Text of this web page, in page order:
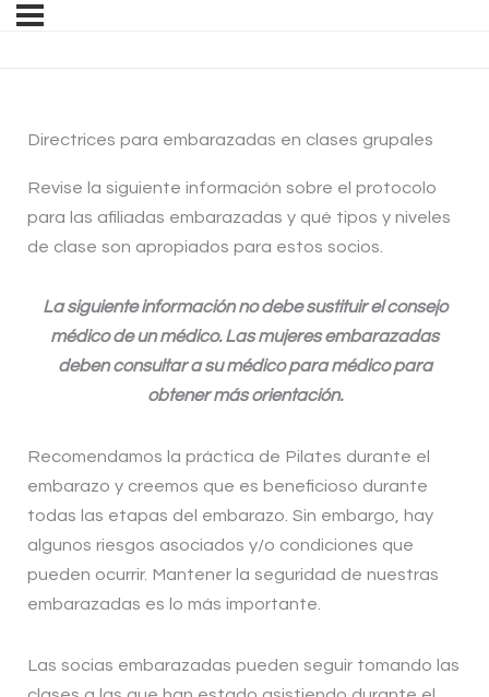
Directrices para embarazadas en clases grupales
Revise la siguiente información sobre el protocolo
para las afiliadas embarazadas y qué tipos y niveles
de clase son apropiados para estos socios.
La siguiente información no debe sustituir el consejo
médico de un médico. Las mujeres embarazadas
deben consultar a su médico para médico para
obtener más orientación.
Recomendamos la práctica de Pilates durante el
embarazo y creemos que es beneficioso durante
todas las etapas del embarazo. Sin embargo, hay
algunos riesgos asociados y/o condiciones que
pueden ocurrir. Mantener la seguridad de nuestras
embarazadas es lo más importante.
Las socias embarazadas pueden seguir tomando las